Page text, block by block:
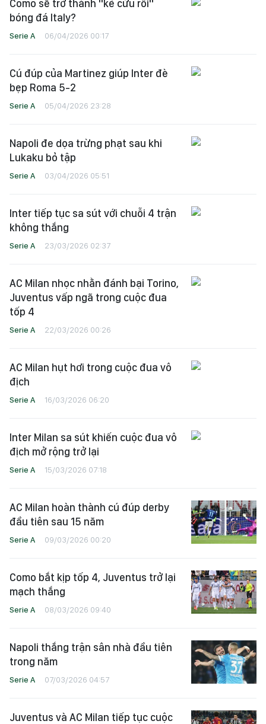
Como sẽ trở thành "kẻ cứu rỗi"
bóng đá Italy?
Serie A 06/04/2026 00:17
Cú đúp của Martinez giúp Inter đè
bẹp Roma 5-2
Serie A 05/04/2026 23:28
Napoli đe dọa trừng phạt sau khi
Lukaku bỏ tập
Serie A 03/04/2026 05:51
Inter tiếp tục sa sút với chuỗi 4 trận
không thắng
Serie A 23/03/2026 02:37
AC Milan nhọc nhằn đánh bại Torino,
Juventus vấp ngã trong cuộc đua
tốp 4
Serie A 22/03/2026 00:26
AC Milan hụt hơi trong cuộc đua vô
địch
Serie A 16/03/2026 06:20
Inter Milan sa sút khiến cuộc đua vô
địch mở rộng trở lại
Serie A 15/03/2026 07:18
AC Milan hoàn thành cú đúp derby
đầu tiên sau 15 năm
Serie A 09/03/2026 00:20
Como bắt kịp tốp 4, Juventus trở lại
mạch thắng
Serie A 08/03/2026 09:40
Napoli thắng trận sân nhà đầu tiên
trong năm
Serie A 07/03/2026 04:57
Juventus và AC Milan tiếp tục cuộc